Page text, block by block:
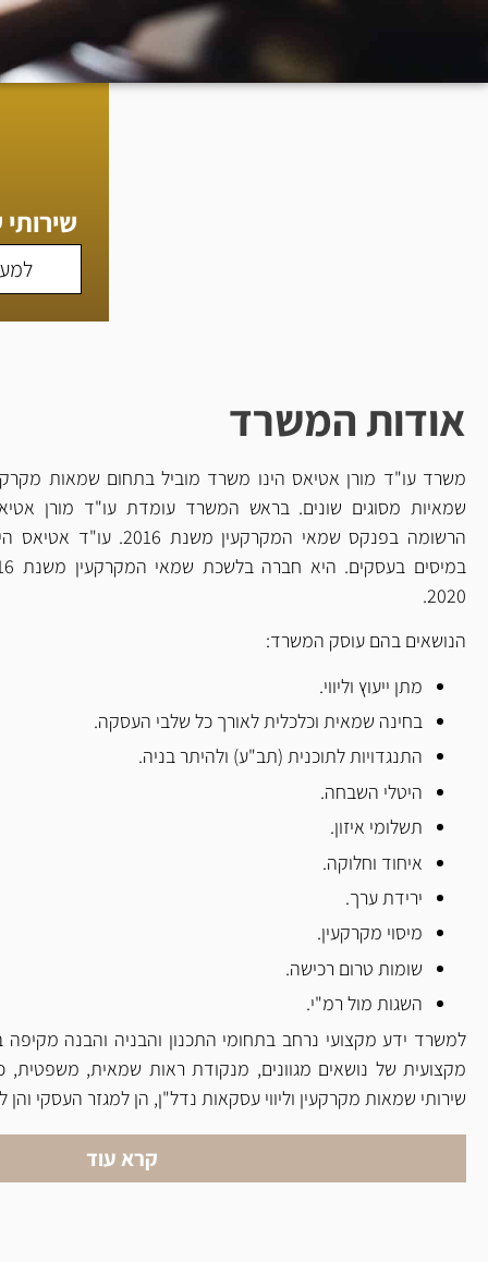
אודות המשרד
משרד עו"ד מורן אטיאס הינו משרד מוביל בתחום שמאות
שמאיות מסוגים שונים. בראש המשרד עומדת עו"ד מורן
הרשומה בפנקס שמאי
2020.
הנושאים בהם עוסק המשרד:
מתן ייעוץ וליווי.
בחינה שמאית וכלכלית לאורך כל שלבי העסקה.
התנגדויות לתוכנית (תב"ע) ולהיתר בניה.
היטלי השבחה.
תשלומי איזון.
איחוד וחלוקה.
ירידת ערך.
מיסוי מקרקעין.
שומות טרום רכישה.
השגות מול רמ"י.
למשרד ידע מקצועי נרחב בתחומי התכנון והבניה והבנה
מקצועית של נושאים מגוונים, מנקודת ראות שמאית,
שירותי שמאות מקרקעין וליווי עסקאות נדל"ן, הן למגזר העסקי והן
קרא עוד